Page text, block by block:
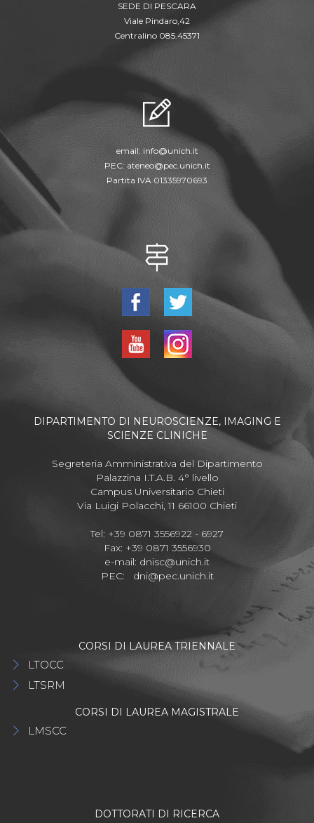
SEDE DI PESCARA
Viale Pindaro,42
Centralino 085.45371
email: info@unich.it
PEC: ateneo@pec.unich.it
Partita IVA 01335970693
DIPARTIMENTO DI NEUROSCIENZE, IMAGING E
SCIENZE CLINICHE
Segreteria Amministrativa del Dipartimento
Palazzina I.T.A.B. 4° livello
Campus Universitario Chieti
Via Luigi Polacchi, 11 66100 Chieti
Tel: +39 0871 3556922 - 6927
Fax: +39 0871 3556930
e-mail: dnisc@unich.it
PEC: dni@pec.unich.it
CORSI DI LAUREA TRIENNALE
LTOCC
LTSRM
CORSI DI LAUREA MAGISTRALE
LMSCC
DOTTORATI DI RICERCA